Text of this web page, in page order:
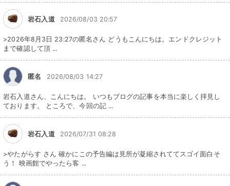
岩石入道 2026/08/03 20:57
>2026年8月3日 23:27の匿名さん どうもこんにちは。エンドクレジット
まで確認して頂 ...
匿名 2026/08/03 14:27
岩石入道さん、こんにちは。 いつもブログの記事を本当に楽しく拝見し
ております。 ところで、今回の記 ...
岩石入道 2026/07/31 08:28
>やたがらす さん 確かにこの予告編は見所が凝縮されててスゴイ面白そ
う！ 映画館でやったら客 ...